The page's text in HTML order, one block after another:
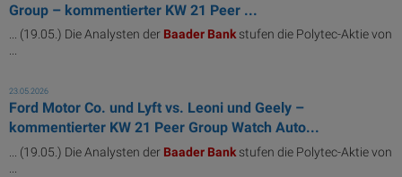
Group – kommentierter KW 21 Peer ...
... (19.05.) Die Analysten der Baader Bankstufen die Polytec-Aktie von
...
23.05.2026
Ford Motor Co. und Lyft vs. Leoni und Geely –
kommentierter KW 21 Peer Group Watch Auto...
... (19.05.) Die Analysten der Baader Bankstufen die Polytec-Aktie von
...